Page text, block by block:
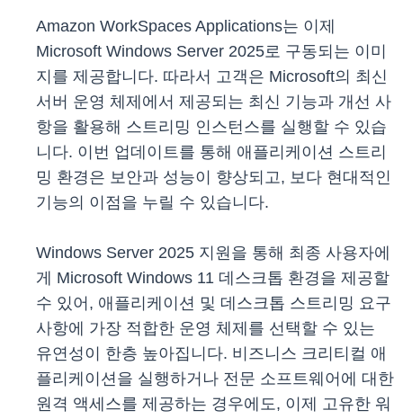
Amazon WorkSpaces Applications는 이제
Microsoft Windows Server 2025로 구동되는 이미
지를 제공합니다. 따라서 고객은 Microsoft의 최신
서버 운영 체제에서 제공되는 최신 기능과 개선 사
항을 활용해 스트리밍 인스턴스를 실행할 수 있습
니다. 이번 업데이트를 통해 애플리케이션 스트리
밍 환경은 보안과 성능이 향상되고, 보다 현대적인
기능의 이점을 누릴 수 있습니다.
Windows Server 2025 지원을 통해 최종 사용자에
게 Microsoft Windows 11 데스크톱 환경을 제공할
수 있어, 애플리케이션 및 데스크톱 스트리밍 요구
사항에 가장 적합한 운영 체제를 선택할 수 있는
유연성이 한층 높아집니다. 비즈니스 크리티컬 애
플리케이션을 실행하거나 전문 소프트웨어에 대한
원격 액세스를 제공하는 경우에도, 이제 고유한 워